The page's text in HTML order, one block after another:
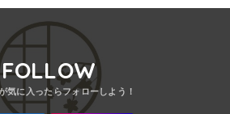
FOLLOW